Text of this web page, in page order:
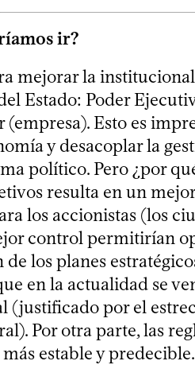
ir?
mejorar la
Estado: Poder
(empresa). Esto es
y desacoplar la
político. Pero ¿por
resulta en un
los accionistas (los
control permitirían
los planes
en la actualidad se
(justificado por el
Por otra parte, las
estable y predecible.